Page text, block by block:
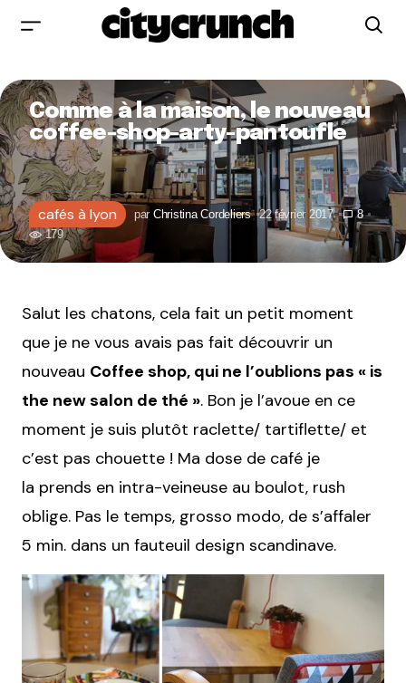
Comme à la maison, le nouveau
coffee-shop-arty-pantoufle
cafés à lyon par Christina Cordeliers 22 février 2017
8
179
Salut les chatons, cela fait un petit moment
que je ne vous avais pas fait découvrir un
nouveau Coffee shop, qui ne l’oublions pas « is
the new salon de thé ». Bon je l’avoue en ce
moment je suis plutôt raclette/ tartiflette/ et
c’est pas chouette ! Ma dose de café je
la prends en intra-veineuse au boulot, rush
oblige. Pas le temps, grosso modo, de s’affaler
5 min. dans un fauteuil design scandinave.